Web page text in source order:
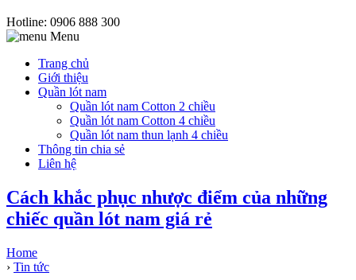
Hotline: 0906 888 300
Menu
Trang chủ
Giới thiệu
Quần lót nam
Quần lót nam Cotton 2 chiều
Quần lót nam Cotton 4 chiều
Quần lót nam thun lạnh 4 chiều
Thông tin chia sẻ
Liên hệ
Cách khắc phục nhược điểm của những
chiếc quần lót nam giá rẻ
Home
› Tin tức